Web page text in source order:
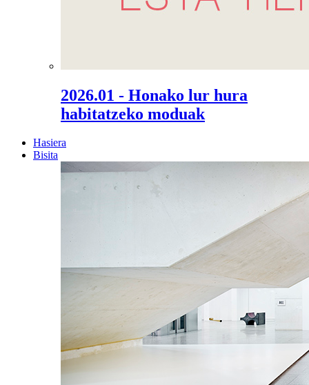
2026.01 - Honako lur hura
habitatzeko moduak
Hasiera
Bisita